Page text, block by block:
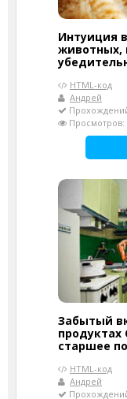
Интуиция
животных,
HTML-код
Андрей
Просмотров:
Забытый
продуктах
старшее
HTML-код
Андрей